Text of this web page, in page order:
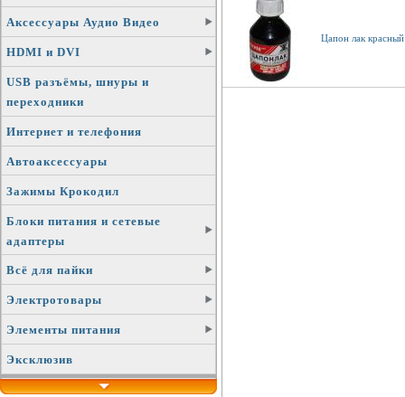
Аксессуары Аудио Видео
HDMI и DVI
USB разъёмы, шнуры и
переходники
Интернет и телефония
Автоаксессуары
Зажимы Крокодил
Блоки питания и сетевые
адаптеры
Всё для пайки
Электротовары
Элементы питания
Эксклюзив
Цапон лак красный